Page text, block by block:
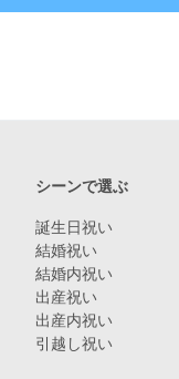
シーンで選ぶ
誕生日祝い
結婚祝い
結婚内祝い
出産祝い
出産内祝い
引越し祝い